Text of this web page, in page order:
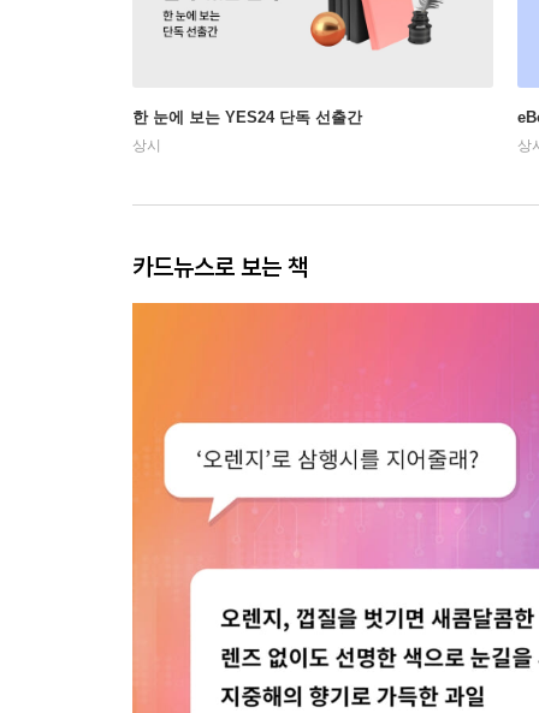
한 눈에 보는 YES24 단독 선출간
상시 상
카드뉴스로 보는 책